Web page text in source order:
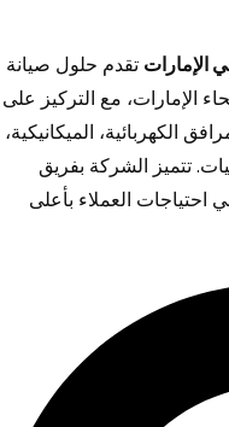
الإمارات تقدم حلول صيانة
الإمارات، مع التركيز على
الكهربائية، الميكانيكية،
تتميز الشركة بفريق
العملاء بأعلى